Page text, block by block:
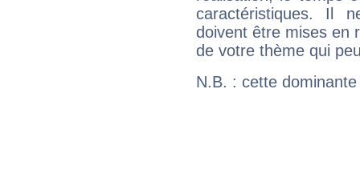
caractéristiques. Il
doivent être mises en
de votre thème qui
N.B. : cette